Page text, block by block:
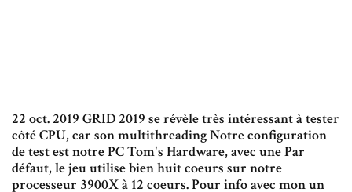
22 oct. 2019 GRID 2019 se révèle très intéressant à tester
côté CPU, car son multithreading Notre configuration
de test est notre PC Tom's Hardware, avec une Par
défaut, le jeu utilise bien huit coeurs sur notre
processeur 3900X à 12 coeurs. Pour info avec mon un